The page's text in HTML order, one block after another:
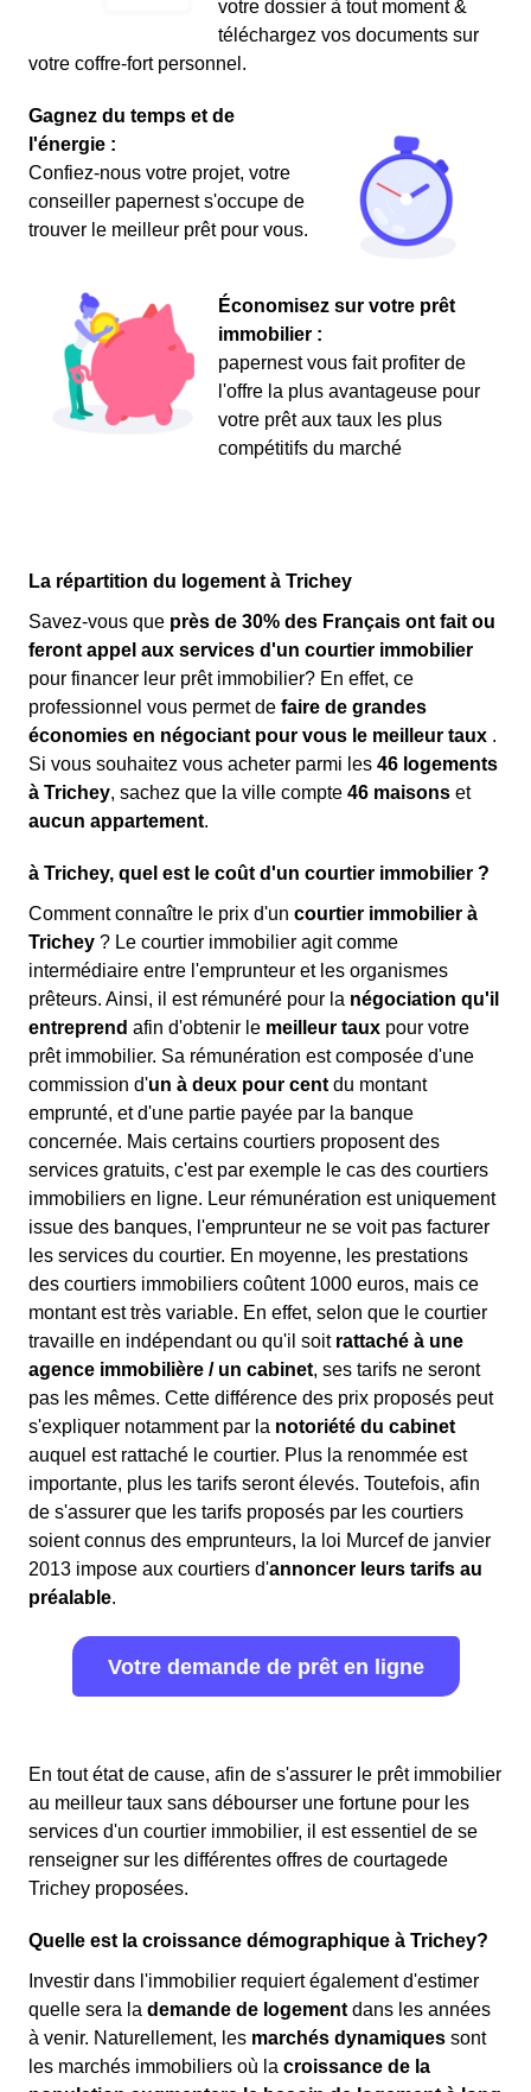
votre dossier à tout moment &
téléchargez vos documents sur
votre coffre-fort personnel.
Gagnez du temps et de
l'énergie :
Confiez-nous votre projet, votre
conseiller papernest s'occupe de
trouver le meilleur prêt pour vous.
Économisez sur votre prêt
immobilier :
papernest vous fait profiter de
l'offre la plus avantageuse pour
votre prêt aux taux les plus
compétitifs du marché
La répartition du logement à Trichey
Savez-vous que près de 30% des Français ont fait ou
feront appel aux services d'un courtier immobilier
pour financer leur prêt immobilier? En effet, ce
professionnel vous permet de faire de grandes
économies en négociant pour vous le meilleur taux .
Si vous souhaitez vous acheter parmi les 46 logements
à Trichey, sachez que la ville compte 46 maisons et
aucun appartement.
à Trichey, quel est le coût d'un courtier immobilier ?
Comment connaître le prix d'un courtier immobilier à
Trichey ? Le courtier immobilier agit comme
intermédiaire entre l'emprunteur et les organismes
prêteurs. Ainsi, il est rémunéré pour la négociation qu'il
entreprend afin d'obtenir le meilleur taux pour votre
prêt immobilier. Sa rémunération est composée d'une
commission d'un à deux pour cent du montant
emprunté, et d'une partie payée par la banque
concernée. Mais certains courtiers proposent des
services gratuits, c'est par exemple le cas des courtiers
immobiliers en ligne. Leur rémunération est uniquement
issue des banques, l'emprunteur ne se voit pas facturer
les services du courtier. En moyenne, les prestations
des courtiers immobiliers coûtent 1000 euros, mais ce
montant est très variable. En effet, selon que le courtier
travaille en indépendant ou qu'il soit rattaché à une
agence immobilière / un cabinet, ses tarifs ne seront
pas les mêmes. Cette différence des prix proposés peut
s'expliquer notamment par la notoriété du cabinet
auquel est rattaché le courtier. Plus la renommée est
importante, plus les tarifs seront élevés. Toutefois, afin
de s'assurer que les tarifs proposés par les courtiers
soient connus des emprunteurs, la loi Murcef de janvier
2013 impose aux courtiers d'annoncer leurs tarifs au
préalable.
Votre demande de prêt en ligne
En tout état de cause, afin de s'assurer le prêt immobilier
au meilleur taux sans débourser une fortune pour les
services d'un courtier immobilier, il est essentiel de se
renseigner sur les différentes offres de courtagede
Trichey proposées.
Quelle est la croissance démographique à Trichey?
Investir dans l'immobilier requiert également d'estimer
quelle sera la demande de logement dans les années
à venir. Naturellement, les marchés dynamiques sont
les marchés immobiliers où la croissance de la